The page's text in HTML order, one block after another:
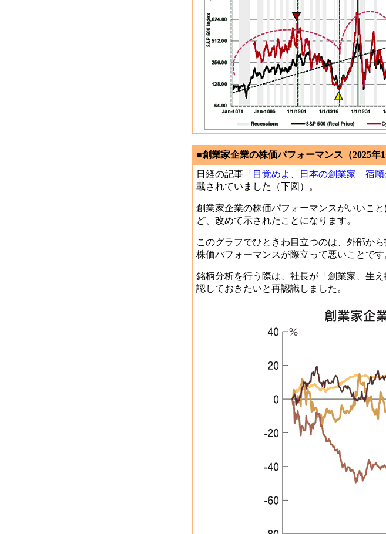
■創業家企業の株価パフォーマンス（2025年
日経の記事「 目覚めよ、日本の創業家 宿願
載されていました（下図）。
創業家企業の株価パフォーマンスがいいこ
ど、改めて示されたことになります。
このグラフでひときわ目立つのは、外部か
株価パフォーマンスが際立って悪いことです
銘柄分析を行う際は、社長が「創業家、生
認しておきたいと再認識しました。